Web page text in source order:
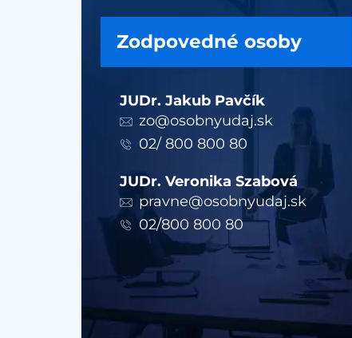
Zodpovedné osoby
JUDr. Jakub Pavčík
zo@osobnyudaj.sk
02/ 800 800 80
JUDr. Veronika Szabová
pravne@osobnyudaj.sk
02/800 800 80